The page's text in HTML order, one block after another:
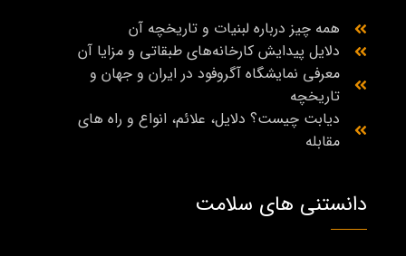
همه چیز درباره لبنیات و تاریخچه آن
دلایل پیدایش کارخانه‌های طبقاتی و مزایا آن
معرفی نمایشگاه آگروفود در ایران و جهان و
تاریخچه
دیابت چیست؟ دلایل، علائم، انواع و راه‌ های
مقابله
دانستنی های سلامت